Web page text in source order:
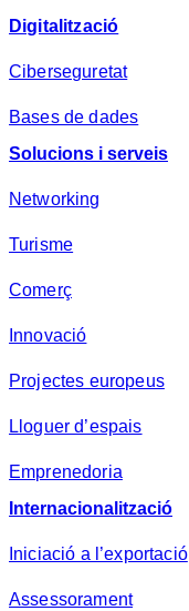
Digitalització
Ciberseguretat
Bases de dades
Solucions i serveis
Networking
Turisme
Comerç
Innovació
Projectes europeus
Lloguer d’espais
Emprenedoria
Internacionalització
Iniciació a l’exportació
Assessorament